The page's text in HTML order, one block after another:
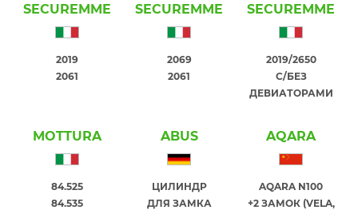
SECUREMME
2019
2061
SECUREMME
2069
2061
SECUREMME
2019/2650
С/БЕЗ
ДЕВИАТОРАМИ
MOTTURA
84.525
84.535
ABUS
ЦИЛИНДР
ДЛЯ ЗАМКА
AQARA
AQARA N100
+2 ЗАМОК (VELA,